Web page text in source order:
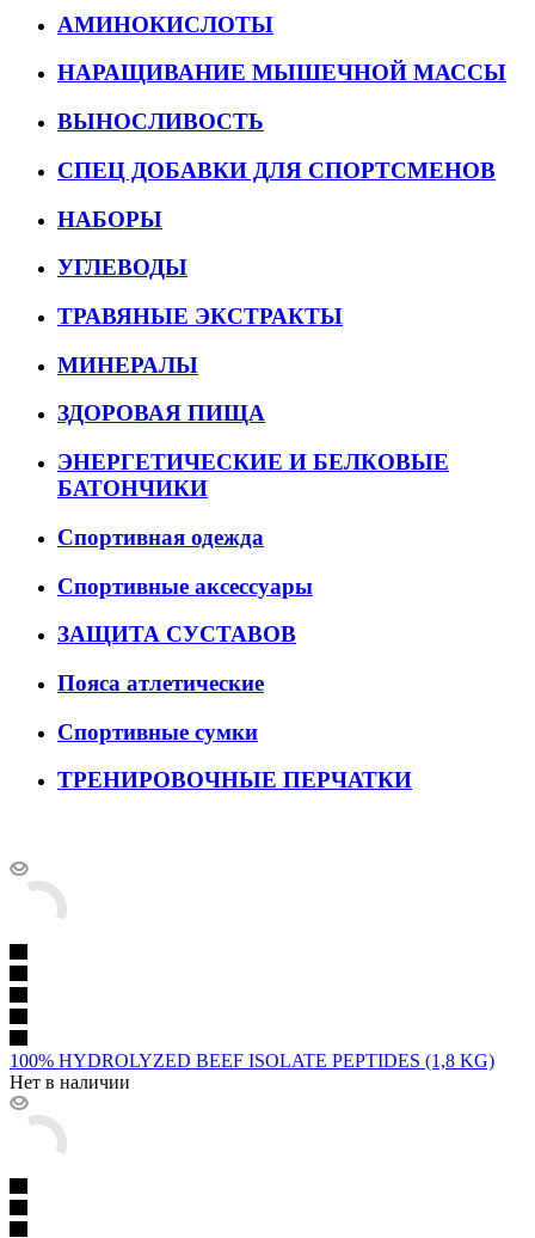
АМИНОКИСЛОТЫ
НАРАЩИВАНИЕ МЫШЕЧНОЙ МАССЫ
ВЫНОСЛИВОСТЬ
СПЕЦ ДОБАВКИ ДЛЯ СПОРТСМЕНОВ
НАБОРЫ
УГЛЕВОДЫ
ТРАВЯНЫЕ ЭКСТРАКТЫ
МИНЕРАЛЫ
ЗДОРОВАЯ ПИЩА
ЭНЕРГЕТИЧЕСКИЕ И БЕЛКОВЫЕ
БАТОНЧИКИ
Спортивная одежда
Спортивные аксессуары
ЗАЩИТА СУСТАВОВ
Пояса атлетические
Спортивные сумки
ТРЕНИРОВОЧНЫЕ ПЕРЧАТКИ
100% HYDROLYZED BEEF ISOLATE PEPTIDES (1,8 KG)
Нет в наличии